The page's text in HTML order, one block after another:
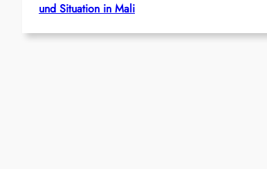
und Situation in Mali